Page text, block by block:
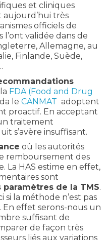
et cliniques
très
officiels de
l’ont validée dans de
Allemagne, au
Finlande, Suède,
FDA (Food and Drug
le CANMAT adoptent
proactif. En acceptant
traitement
s’avère insuffisant.
où les autorités
remboursement des
La HAS estime en effet,
sont
paramètres de la TMS.
la méthode n’est pas
En effet serons-nous un
suffisant de
de façon très
liés aux variations